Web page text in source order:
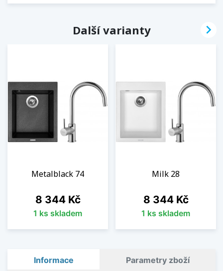
Další varianty
Metalblack 74
Cena
8 344 Kč
1 ks skladem
Milk 28
Cena
8 344 Kč
1 ks skladem

Informace Parametry zboží